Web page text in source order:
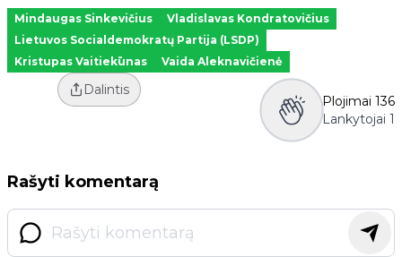
Mindaugas Sinkevičius
Vladislavas Kondratovičius
Lietuvos Socialdemokratų Partija (LSDP)
Kristupas Vaitiekūnas
Vaida Aleknavičienė
Dalintis
Plojimai 136
Lankytojai 1
Rašyti komentarą